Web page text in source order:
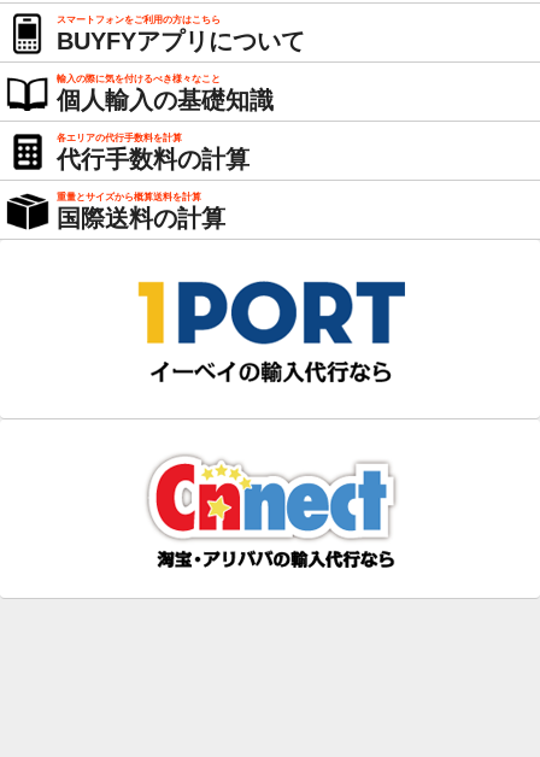
スマートフォンをご利用の方はこちら
BUYFYアプリについて
輸入の際に気を付けるべき様々なこと
個人輸入の基礎知識
各エリアの代行手数料を計算
代行手数料の計算
重量とサイズから概算送料を計算
国際送料の計算